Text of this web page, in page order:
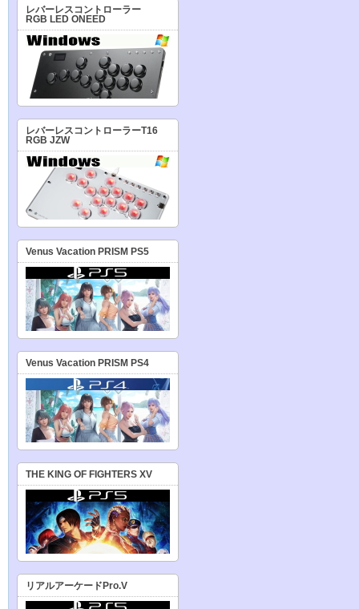
レバーレスコントローラー
RGB LED ONEED
レバーレスコントローラーT16
RGB JZW
Venus Vacation PRISM PS5
Venus Vacation PRISM PS4
THE KING OF FIGHTERS XV
リアルアーケードPro.V